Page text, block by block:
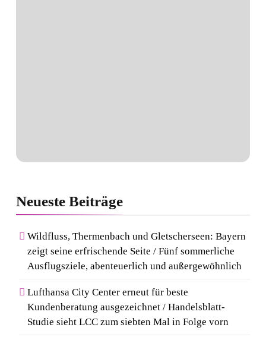
Neueste Beiträge
Wildfluss, Thermenbach und Gletscherseen: Bayern
zeigt seine erfrischende Seite / Fünf sommerliche
Ausflugsziele, abenteuerlich und außergewöhnlich
Lufthansa City Center erneut für beste
Kundenberatung ausgezeichnet / Handelsblatt-
Studie sieht LCC zum siebten Mal in Folge vorn